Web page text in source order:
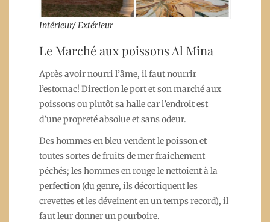
Intérieur/ Extérieur
Le Marché aux poissons Al Mina
Après avoir nourri l’âme, il faut nourrir
l’estomac! Direction le port et son marché aux
poissons ou plutôt sa halle car l’endroit est
d’une propreté absolue et sans odeur.
Des hommes en bleu vendent le poisson et
toutes sortes de fruits de mer fraichement
péchés; les hommes en rouge le nettoient à la
perfection (du genre, ils décortiquent les
crevettes et les déveinent en un temps record), il
faut leur donner un pourboire.